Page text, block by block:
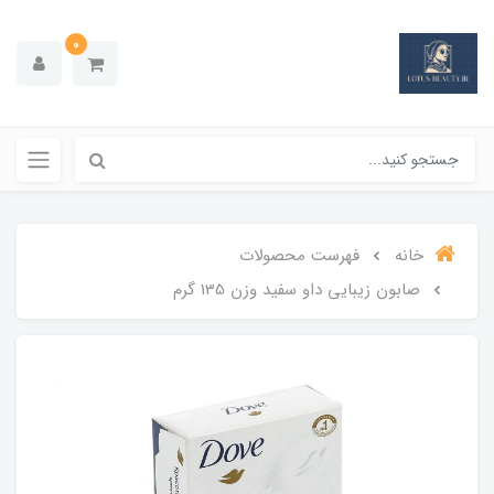
0
خانه
فهرست محصولات
صابون زیبایی داو سفید وزن 135 گرم